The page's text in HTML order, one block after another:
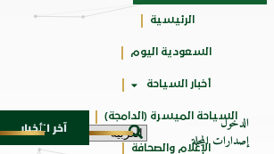
أوسكار
الدخول
إصدارات المجلة
الرئيسية
السعودية اليوم
أخبار السياحة
السياحة الميسرة (الدامجة)
الإعلام والصحافة
آخر الأخبار
بحيرة قبر عون جوهرة ضائعة